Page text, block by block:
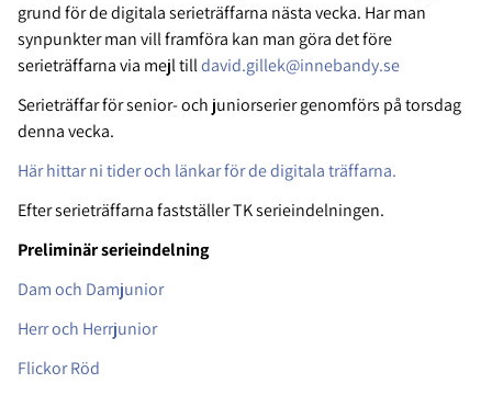
grund för de digitala serieträffarna nästa vecka. Har man
synpunkter man vill framföra kan man göra det före
serieträffarna via mejl tilldavid.gillek@innebandy.se
Serieträffar för senior- och juniorserier genomförs på torsdag
denna vecka.
Här hittar ni tider och länkar för de digitala träffarna.
Efter serieträffarna fastställer TK serieindelningen.
Preliminär serieindelning
Dam och Damjunior
Herr och Herrjunior
Flickor Röd